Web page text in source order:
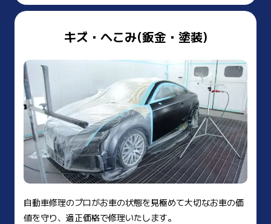
キズ・へこみ(鈑金・塗装)
自動車修理のプロがお車の状態を見極めて大切なお車の価
値を守り、適正価格で修理いたします。